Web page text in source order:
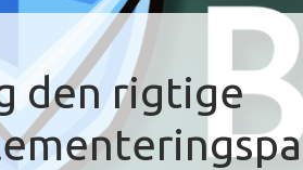
den rigtige